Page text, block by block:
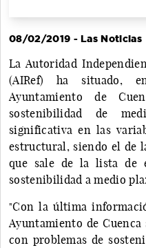
08/02/2019 - Las Noticias
La Autoridad
(AIRef) ha situado,
Ayuntamiento de
sostenibilidad de
significativa en las
estructural, siendo el de
que sale de la lista de
sostenibilidad a medio
"Con la última
Ayuntamiento de
con problemas de